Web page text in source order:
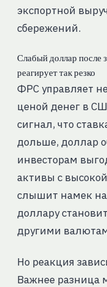
экспортной
сбережений.
Слабый доллар после
реагирует так резко
ФРС управляет
ценой денег в
сигнал, что
дольше, доллар
инвесторам
активы с
слышит намек
доллару
другими
Но реакция
Важнее разница